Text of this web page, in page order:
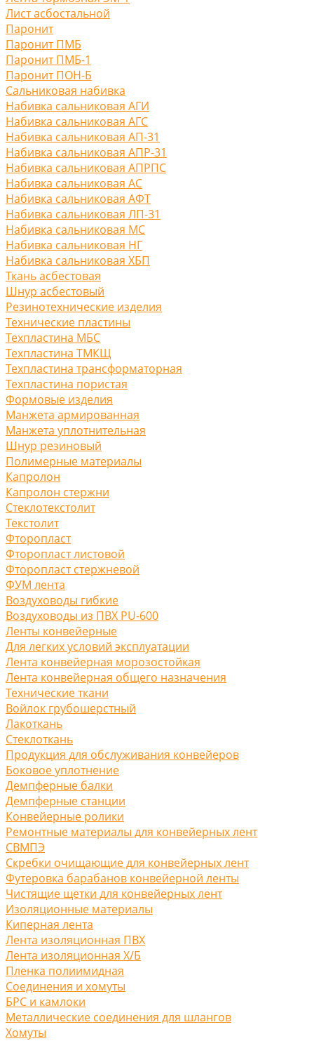
Лист асбостальной
Паронит
Паронит ПМБ
Паронит ПМБ-1
Паронит ПОН-Б
Сальниковая набивка
Набивка сальниковая АГИ
Набивка сальниковая АГС
Набивка сальниковая АП-31
Набивка сальниковая АПР-31
Набивка сальниковая АПРПС
Набивка сальниковая АС
Набивка сальниковая АФТ
Набивка сальниковая ЛП-31
Набивка сальниковая МС
Набивка сальниковая НГ
Набивка сальниковая ХБП
Ткань асбестовая
Шнур асбестовый
Резинотехнические изделия
Технические пластины
Техпластина МБС
Техпластина ТМКЩ
Техпластина трансформаторная
Техпластина пористая
Формовые изделия
Манжета армированная
Манжета уплотнительная
Шнур резиновый
Полимерные материалы
Капролон
Капролон стержни
Стеклотекстолит
Текстолит
Фторопласт
Фторопласт листовой
Фторопласт стержневой
ФУМ лента
Воздуховоды гибкие
Воздуховоды из ПВХ PU-600
Ленты конвейерные
Для легких условий эксплуатации
Лента конвейерная морозостойкая
Лента конвейерная общего назначения
Технические ткани
Войлок грубошерстный
Лакоткань
Стеклоткань
Продукция для обслуживания конвейеров
Боковое уплотнение
Демпферные балки
Демпферные станции
Конвейерные ролики
Ремонтные материалы для конвейерных лент
СВМПЭ
Скребки очищающие для конвейерных лент
Футеровка барабанов конвейерной ленты
Чистящие щетки для конвейерных лент
Изоляционные материалы
Киперная лента
Лента изоляционная ПВХ
Лента изоляционная Х/Б
Пленка полиимидная
Соединения и хомуты
БРС и камлоки
Металлические соединения для шлангов
Хомуты